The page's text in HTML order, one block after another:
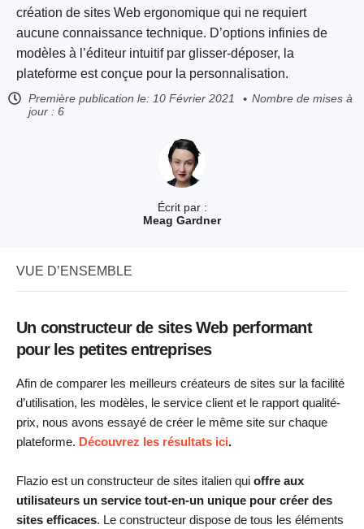
Écrit par :
Meag Gardner
création de sites Web ergonomique qui ne requiert
aucune connaissance technique. D’options infinies de
modèles à l’éditeur intuitif par glisser-déposer, la
plateforme est conçue pour la personnalisation.
Première publication le: 10 Février 2021
Nombre de mises à
jour : 6
VUE D’ENSEMBLE
Un constructeur de sites Web performant
pour les petites entreprises
Afin de comparer les meilleurs créateurs de sites sur la facilité
d’utilisation, les modèles, le service client et le rapport qualité-
prix, nous avons essayé de créer le même site sur chaque
plateforme. Découvrez les résultats ici.
Flazio est un constructeur de sites italien qui offre aux
utilisateurs un service tout-en-un unique pour créer des
sites efficaces. Le constructeur dispose de tous les éléments